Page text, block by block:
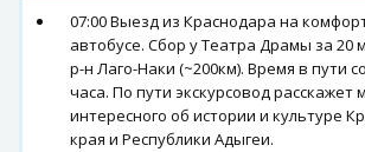
07:00 Выезд из Краснодара на
автобусе. Сбор у Театра Драмы за 20
р-н Лаго-Наки (~200км). Время в пути
часа. По пути экскурсовод расскажет
интересного об истории и культуре
края и Республики Адыгеи.